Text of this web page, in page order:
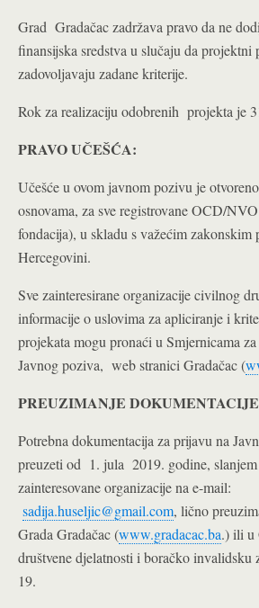
Grad Gradačac zadržava pravo da ne
finansijska sredstva u slučaju da projektni
zadovoljavaju zadane kriterije.
Rok za realizaciju odobrenih projekta je
PRAVO UČEŠĆA:
Učešće u ovom javnom pozivu je
osnovama, za sve registrovane OCD/
fondacija), u skladu s važećim zakonskim
Hercegovini.
Sve zainteresirane organizacije civilnog
informacije o uslovima za apliciranje i
projekata mogu pronaći u Smjernicama
Javnog poziva, web stranici Gradačac (
PREUZIMANJE
Potrebna dokumentacija za prijavu na
preuzeti od 1. jula 2019. godine, slanjem
zainteresovane organizacije na e-mail:
sadija.huseljic@gmail.com, lično
Grada Gradačac (www.gradacac.ba.) ili u
društvene djelatnosti i boračko invalidsku
19.